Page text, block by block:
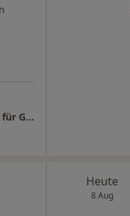
ENDOPROTHETICUM Rhein-Main Spezialpraxis für Gelenkersatz und Gelenkchirurgie Prof. Dr. Karl Philipp Kutzner
Heute
8 Aug